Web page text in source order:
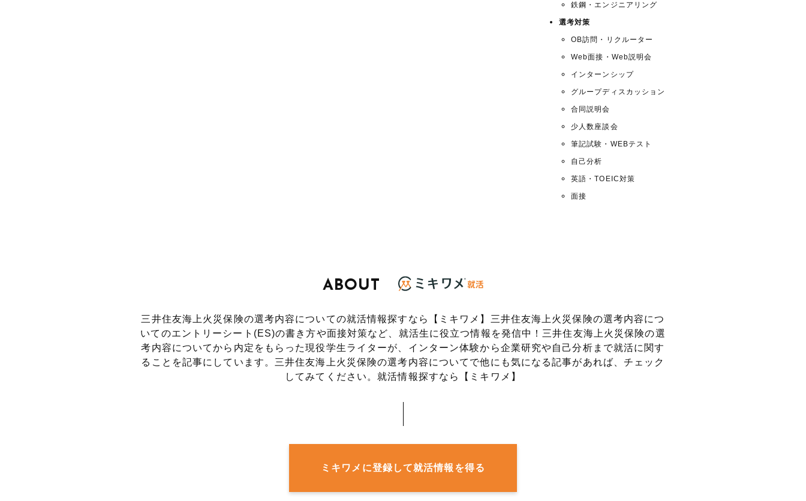
鉄鋼・エンジニアリング
選考対策
OB訪問・リクルーター
Web面接・Web説明会
インターンシップ
グループディスカッション
合同説明会
少人数座談会
筆記試験・WEBテスト
自己分析
英語・TOEIC対策
面接
ABOUT
三井住友海上火災保険の選考内容についての就活情報探すなら【ミキワメ】三井住友海上火災保険の選考内容につ
いてのエントリーシート(ES)の書き方や面接対策など、就活生に役立つ情報を発信中！三井住友海上火災保険の選
考内容についてから内定をもらった現役学生ライターが、インターン体験から企業研究や自己分析まで就活に関す
ることを記事にしています。三井住友海上火災保険の選考内容についてで他にも気になる記事があれば、チェック
してみてください。就活情報探すなら【ミキワメ】
ミキワメに登録して就活情報を得る